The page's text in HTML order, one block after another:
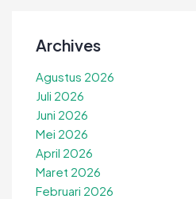
Archives
Agustus 2026
Juli 2026
Juni 2026
Mei 2026
April 2026
Maret 2026
Februari 2026